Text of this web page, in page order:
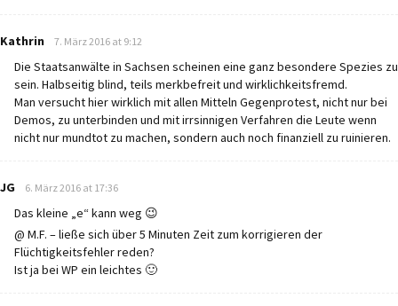
Kathrin says:
7. März 2016 at 9:12
Die Staatsanwälte in Sachsen scheinen eine ganz besondere Spezies zu
sein. Halbseitig blind, teils merkbefreit und wirklichkeitsfremd.
Man versucht hier wirklich mit allen Mitteln Gegenprotest, nicht nur bei
Demos, zu unterbinden und mit irrsinnigen Verfahren die Leute wenn
nicht nur mundtot zu machen, sondern auch noch finanziell zu ruinieren.
JG says:
6. März 2016 at 17:36
Das kleine „e“ kann weg 😉
@ M.F. – ließe sich über 5 Minuten Zeit zum korrigieren der
Flüchtigkeitsfehler reden?
Ist ja bei WP ein leichtes 🙂